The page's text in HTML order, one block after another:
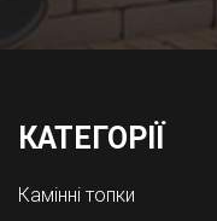
КАТЕГОРІЇ
Камінні топки